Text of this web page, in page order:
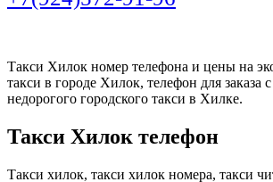
Такси Хилок номер телефона и цены на
такси в городе Хилок, телефон для заказа
недорогого городского такси в Хилке.
Такси Хилок телефон
Такси хилок, такси хилок номера, такси